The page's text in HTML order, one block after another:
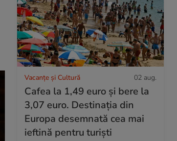
Vacanțe și Cultură 02 aug.
Cafea la 1,49 euro și bere la
3,07 euro. Destinația din
Europa desemnată cea mai
ieftină pentru turiști